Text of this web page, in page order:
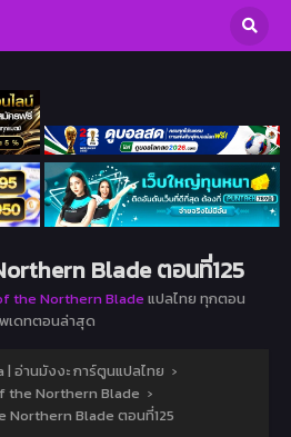
Blade ตอนที่125
the Northern Blade แปลไทย ทุกตอน
เดทตอนล่าสุด
| อ่านมังงะ การ์ตูนแปลไทย ›
the Northern Blade ›
Northern Blade ตอนที่125